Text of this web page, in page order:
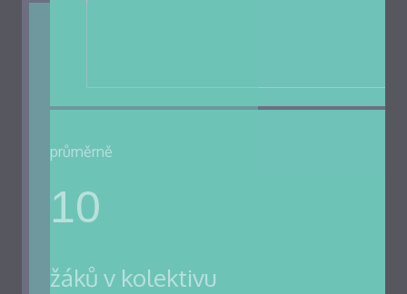
průměrně
10
žáků v kolektivu